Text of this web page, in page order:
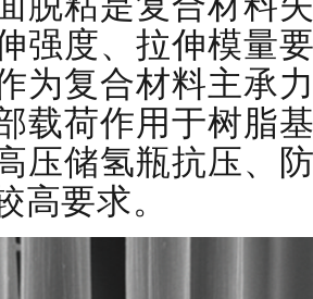
强度、拉伸模量
为复合材料主承
载荷作用于树脂
压储氢瓶抗压、
高要求。